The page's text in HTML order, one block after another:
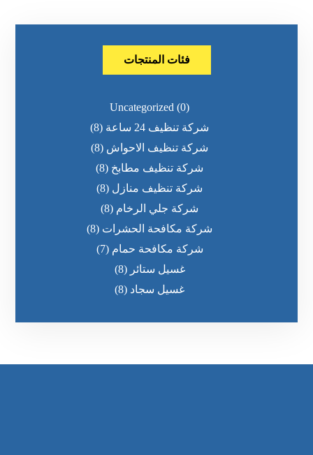
فئات المنتجات
Uncategorized (0)
شركة تنظيف 24 ساعة
(8)
شركة تنظيف الاحواش (8)
شركة تنظيف مطابخ (8)
شركة تنظيف منازل (8)
شركة جلي الرخام (8)
شركة مكافحة الحشرات (8)
شركة مكافحة حمام (7)
غسيل ستائر (8)
غسيل سجاد (8)